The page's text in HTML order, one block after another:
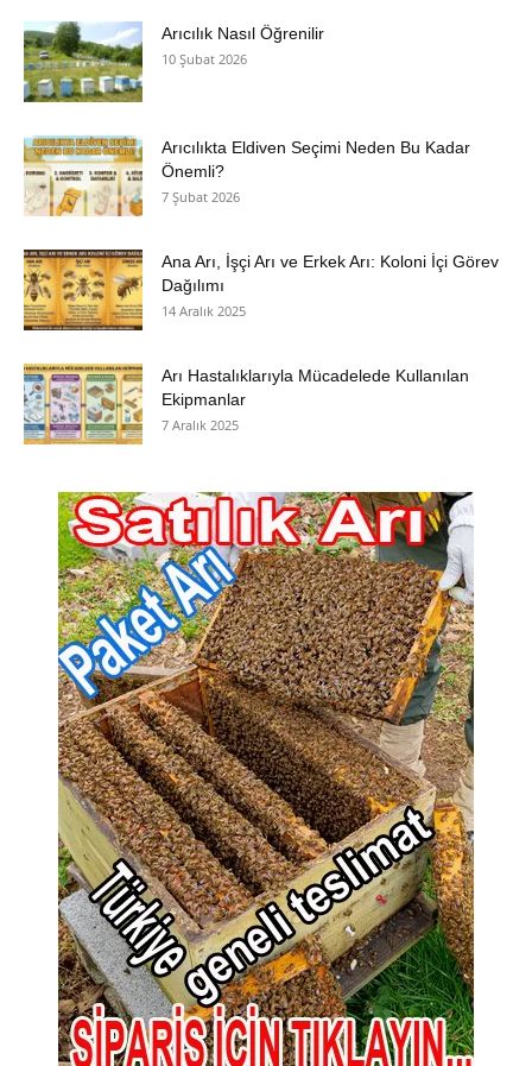
Arıcılık Nasıl Öğrenilir
10 Şubat 2026
Arıcılıkta Eldiven Seçimi Neden Bu Kadar
Önemli?
7 Şubat 2026
Ana Arı, İşçi Arı ve Erkek Arı: Koloni İçi Görev
Dağılımı
14 Aralık 2025
Arı Hastalıklarıyla Mücadelede Kullanılan
Ekipmanlar
7 Aralık 2025